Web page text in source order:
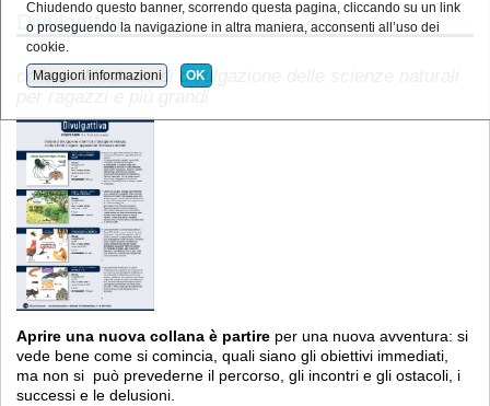
Divulgattiva
collana illlustrata di divulgazione delle scienze naturali
Aprire una nuova collana è partire per una nuova avventura: si
vede bene come si comincia, quali siano gli obiettivi immediati,
ma non si può prevederne il percorso, gli incontri e gli ostacoli, i
successi e le delusioni.
Chiudendo questo banner, scorrendo questa pagina, cliccando su un link
o proseguendo la navigazione in altra maniera, acconsenti all’uso dei
cookie.
Maggiori informazioni OK